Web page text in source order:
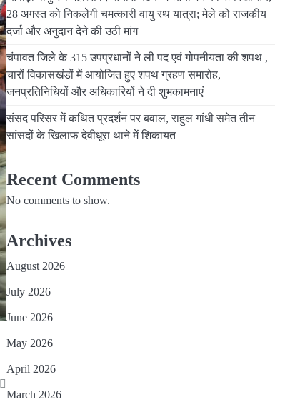
28 अगस्त को निकलेगी चमत्कारी वायु रथ यात्रा; मेले को राजकीय
दर्जा और अनुदान देने की उठी मांग
चंपावत जिले के 315 उपप्रधानों ने ली पद एवं गोपनीयता की शपथ ,
चारों विकासखंडों में आयोजित हुए शपथ ग्रहण समारोह,
जनप्रतिनिधियों और अधिकारियों ने दी शुभकामनाएं
संसद परिसर में कथित प्रदर्शन पर बवाल, राहुल गांधी समेत तीन
सांसदों के खिलाफ देवीधूरा थाने में शिकायत
Recent Comments
No comments to show.
Archives
August 2026
July 2026
June 2026
May 2026
April 2026
March 2026